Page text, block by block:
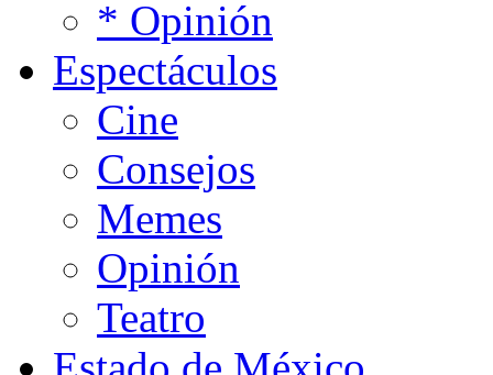
* Opinión
Espectáculos
Cine
Consejos
Memes
Opinión
Teatro